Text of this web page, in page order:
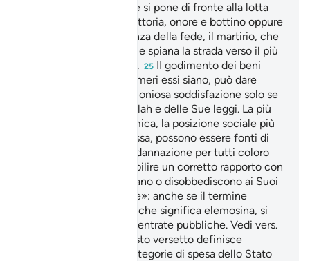
con la quale il credente si pone di fronte alla lotta
per la causa di Allah. Vittoria, onore e bottino oppure
la suprema testimonianza della fede, il martirio, che
cancella tutte le colpe e spiana la strada verso il più
alto livello del Paradiso. 25 II godimento dei beni
terreni, per quanto effimeri essi siano, può dare
momenti di reale e armoniosa soddisfazione solo se
vissuto nel timore di Allah e delle Sue leggi. La più
grande fortuna economica, la posizione sociale più
elevata, la famiglia stessa, possono essere fonti di
tormenti indicibili e di dannazione per tutti coloro
che non tendono a stabilire un corretto rapporto con
il loro Creatore e ignorano o disobbediscono ai Suoi
«elemosine»: anche se il termine
utilizzato è «sadaqàt», che significa elemosina, si
intendono piuttosto le entrate pubbliche. Vedi vers.
Questo versetto definisce
esattamente le otto categorie di spesa dello Stato